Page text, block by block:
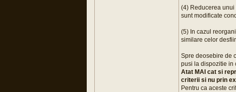
(4) Reducerea
sunt modificate
(5) In cazul
similare celor
Spre deosebire de
pusi la dispozitie in
Atat MAI cat si
criterii si nu prin
Pentru ca aceste